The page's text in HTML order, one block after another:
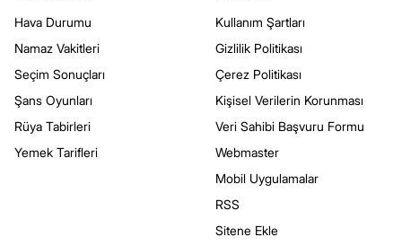
Hava Durumu
Namaz Vakitleri
Seçim Sonuçları
Şans Oyunları
Rüya Tabirleri
Yemek Tarifleri
Kullanım Şartları
Gizlilik Politikası
Çerez Politikası
Kişisel Verilerin Korunması
Veri Sahibi Başvuru Formu
Webmaster
Mobil Uygulamalar
RSS
Sitene Ekle